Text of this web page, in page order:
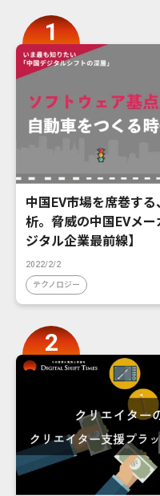
中国EV市場を席巻す
析。脅威の中国EVメ
ジタル企業最前線】
2022/2/2
テクノロジー